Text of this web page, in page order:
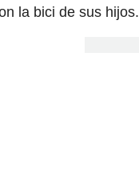
la bici de sus hijos.